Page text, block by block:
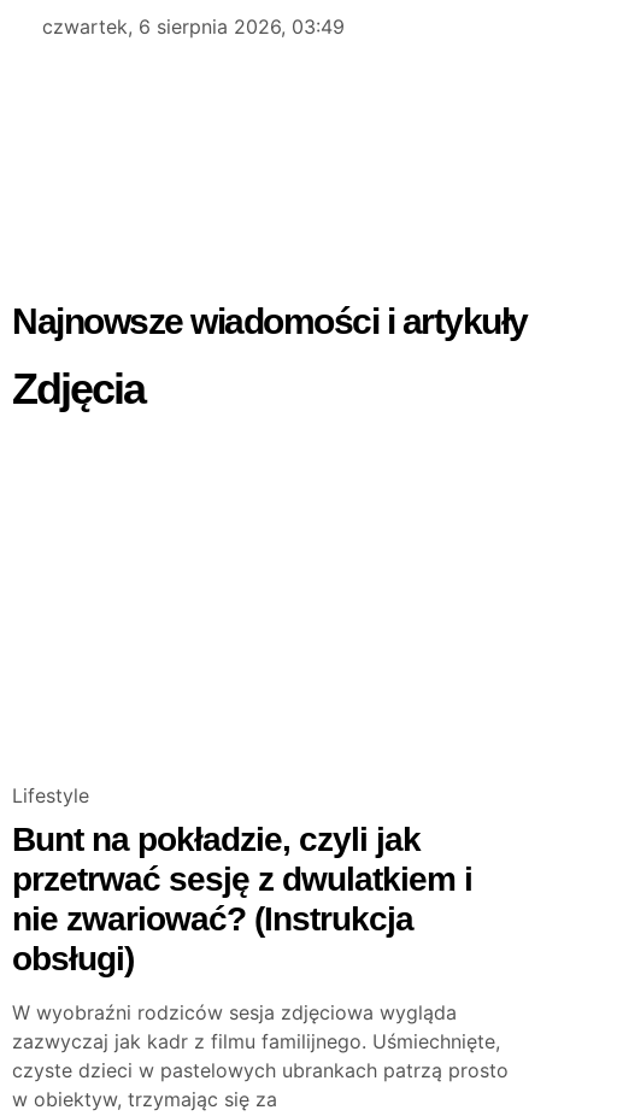
czwartek, 6 sierpnia 2026, 03:49
Najnowsze wiadomości i artykuły
Zdjęcia
Lifestyle
Bunt na pokładzie, czyli jak
przetrwać sesję z dwulatkiem i
nie zwariować? (Instrukcja
obsługi)
W wyobraźni rodziców sesja zdjęciowa wygląda
zazwyczaj jak kadr z filmu familijnego. Uśmiechnięte,
czyste dzieci w pastelowych ubrankach patrzą prosto
w obiektyw, trzymając się za